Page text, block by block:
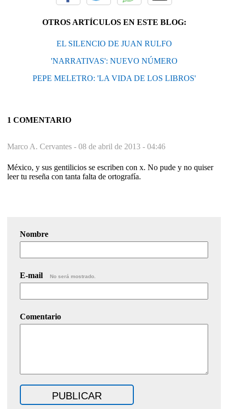
OTROS ARTÍCULOS EN ESTE BLOG:
EL SILENCIO DE JUAN RULFO
'NARRATIVAS': NUEVO NÚMERO
PEPE MELETRO: 'LA VIDA DE LOS LIBROS'
1 COMENTARIO
Marco A. Cervantes - 08 de abril de 2013 - 04:46
México, y sus gentilicios se escriben con x. No pude y no quiser
leer tu reseña con tanta falta de ortografía.
Nombre
E-mail No será mostrado.
Comentario